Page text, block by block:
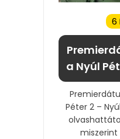
6
a Nyúl
Péter 2 –
miszerint